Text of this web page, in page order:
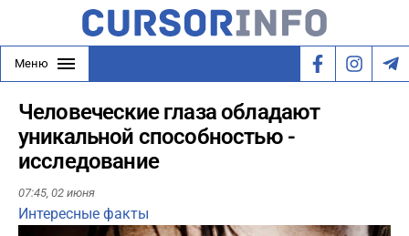
Меню
Человеческие глаза обладают
уникальной способностью -
исследование
07:45, 02 июня
Интересные факты